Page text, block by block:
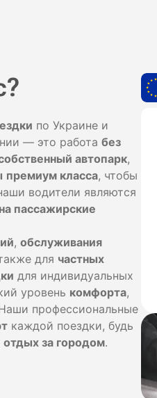
по Украине и
— это работа без
автопарк,
премиум класса, чтобы
водители являются
пассажирские
, обслуживания
для частных
для индивидуальных
уровень комфорта,
профессиональные
каждой поездки, будь
отдых за городом.